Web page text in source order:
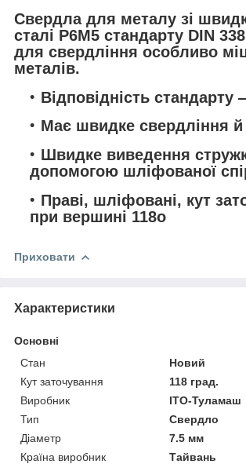
Свердла для металу зі
сталі Р6М5 стандарту DIN
для свердління особливо
металів.
Відповідність стандарту
Має швидке свердління й
Швидке виведення
допомогою шліфованої
Праві, шліфовані, кут
при вершині 118o
Приховати
Характеристики
Основні
Стан
Новий
Кут заточування
118 град.
Виробник
ІТО-Туламаш
Тип
Свердло
Діаметр
7.5 мм
Країна виробник
Тайвань